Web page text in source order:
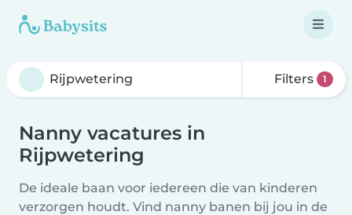
Filters 1
Nanny vacatures in
Rijpwetering
De ideale baan voor iedereen die van kinderen
verzorgen houdt. Vind nanny banen bij jou in de